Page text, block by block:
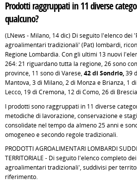
Prodotti raggruppati in 11 diverse
qualcuno?
(LNews - Milano, 14 dic) Di seguito l'elenco dei
agroalimentari tradizionali' (Pat) lombardi,
Regione Lombardia. Con gli ultimi 13 nuovi
264: 21 riguardano tutta la regione, 26 sono
province, 11 sono di Varese, 42 di Sondrio,39
Mantova, 3 di Milano, 2 di Monza e Brianza, 1
Lecco, 19 di Cremona, 12 di Como, 26 di
I prodotti sono raggruppati in 11 diverse
metodiche di lavorazione, conservazione e
consolidate nel tempo da almeno 25 anni e
omogeneo e secondo regole tradizionali.
PRODOTTI AGROALIMENTARI LOMBARDI
TERRITORIALE - Di seguito l'elenco completo
agroalimentari tradizionali', suddivisi per
riferimento.